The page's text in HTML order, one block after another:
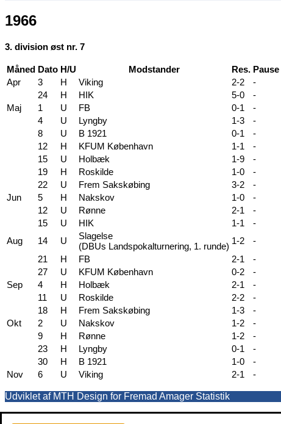
1966
3. division øst nr. 7
Måned Dato H/U Modstander Res. Pause
Apr
3 H Viking 2-2 -
24
H HIK 5-0 -
Maj
1 U FB 0-1 -
4
U Lyngby 1-3 -
8
U B 1921 0-1 -
12
H KFUM København 1-1 -
15
U Holbæk 1-9 -
19
H Roskilde 1-0 -
22
U Frem Sakskøbing 3-2 -
Jun
5 H Nakskov 1-0 -
12
U Rønne 2-1 -
15
U HIK 1-1 -
Aug
14 U
Slagelse
(DBUs Landspokalturnering, 1. runde)
1-2 -
21
H FB 2-1 -
27
U KFUM København 0-2 -
Sep
4 H Holbæk 2-1 -
11
U Roskilde 2-2 -
18
H Frem Sakskøbing 1-3 -
Okt
2 U Nakskov 1-2 -
9
H Rønne 1-2 -
23
H Lyngby 0-1 -
30
H B 1921 1-0 -
Nov
6 U Viking 2-1 -
Udviklet af MTH Design for Fremad Amager Statistik